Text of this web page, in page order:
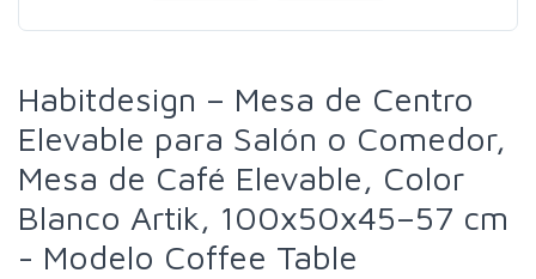
Habitdesign – Mesa de Centro
Elevable para Salón o Comedor,
Mesa de Café Elevable, Color
Blanco Artik, 100x50x45–57 cm
- Modelo Coffee Table